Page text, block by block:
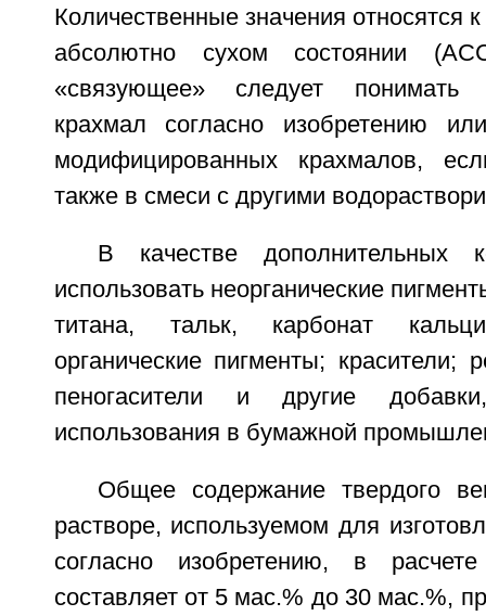
Количественные значения относятся
абсолютно сухом состоянии
«связующее» следует понимать
крахмал согласно изобретению
модифицированных крахмалов,
также в смеси с другими
В качестве дополнительных
использовать неорганические
титана, тальк, карбонат
органические пигменты; красители;
пеногасители и другие
использования в бумажной
Общее содержание твердого
растворе, используемом для
согласно изобретению, в
составляет от 5 мас.% до 30 мас.%,